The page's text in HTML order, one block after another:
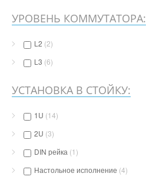
УРОВЕНЬ КОММУТАТОРА:
L2 (2)
L3 (6)
УСТАНОВКА В СТОЙКУ:
1U (14)
2U (3)
DIN рейка (1)
Настольное исполнение (4)